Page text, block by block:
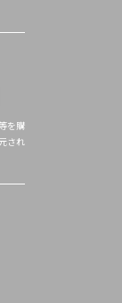
を購
され